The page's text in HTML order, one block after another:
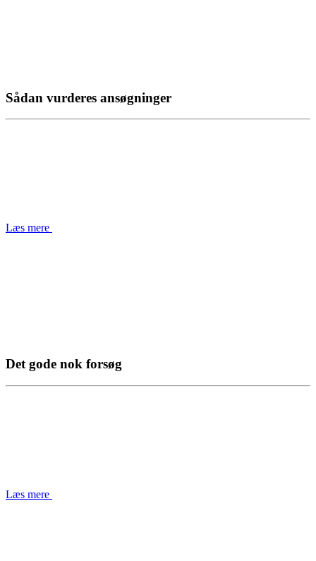
Sådan vurderes ansøgninger
Læs mere
Det gode nok forsøg
Læs mere